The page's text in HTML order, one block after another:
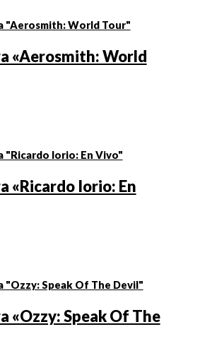
«Aerosmith: World
«Ricardo Iorio: En
«Ozzy: Speak Of The